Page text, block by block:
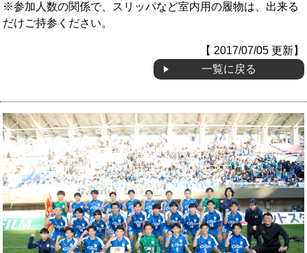
※参加人数の関係で、スリッパなど室内用の履物は、出来る
だけご持参ください。
【 2017/07/05 更新】
一覧に戻る